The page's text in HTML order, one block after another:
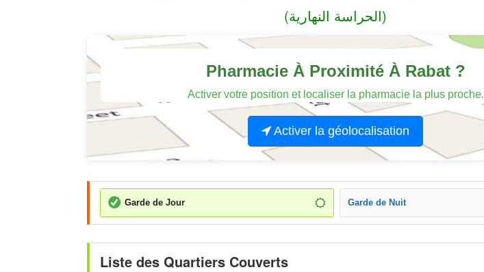
(الحراسة النهارية)
Pharmacie À Proximité À Rabat ?
Activer votre position et localiser la pharmacie la plus proche.
Activer la géolocalisation
Garde de Jour Garde de Nuit
Liste des Quartiers Couverts